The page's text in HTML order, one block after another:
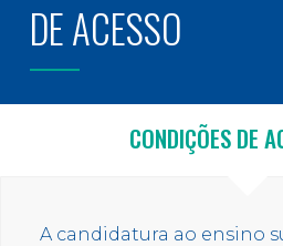
DE ACESSO
CONDIÇÕES DE
A candidatura ao ensino